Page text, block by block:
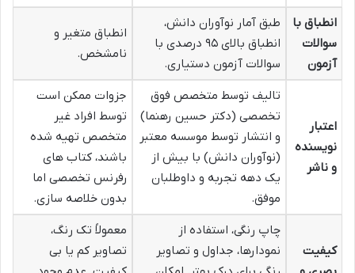
انطباق با
سوالات
آزمون
طبق آمار نوآوران دانش،
انطباق بالای ۹۵ درصدی با
سوالات آزمون دستیاری.
انطباق متغیر و
نامشخص.
اعتبار
نویسنده
و ناشر
تالیف توسط متخصص فوق
تخصصی (دکتر حسین رهنما)
و انتشار توسط موسسه معتبر
(نوآوران دانش) با بیش از
یک دهه تجربه و داوطلبان
موفق.
جزوات ممکن است
توسط افراد غیر
متخصص تهیه شده
باشند، کتاب های
رفرنس تخصصی اما
بدون خلاصه سازی.
کیفیت
چاپ رنگی، استفاده از
نمودارها، جداول و تصاویر
معمولاً تک رنگ،
تصاویر کم یا بی